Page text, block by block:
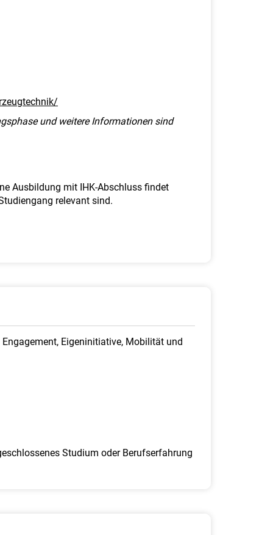
und weitere Informationen sind
Ausbildung mit IHK-Abschluss findet
relevant sind.
Eigeninitiative, Mobilität und
Studium oder Berufserfahrung